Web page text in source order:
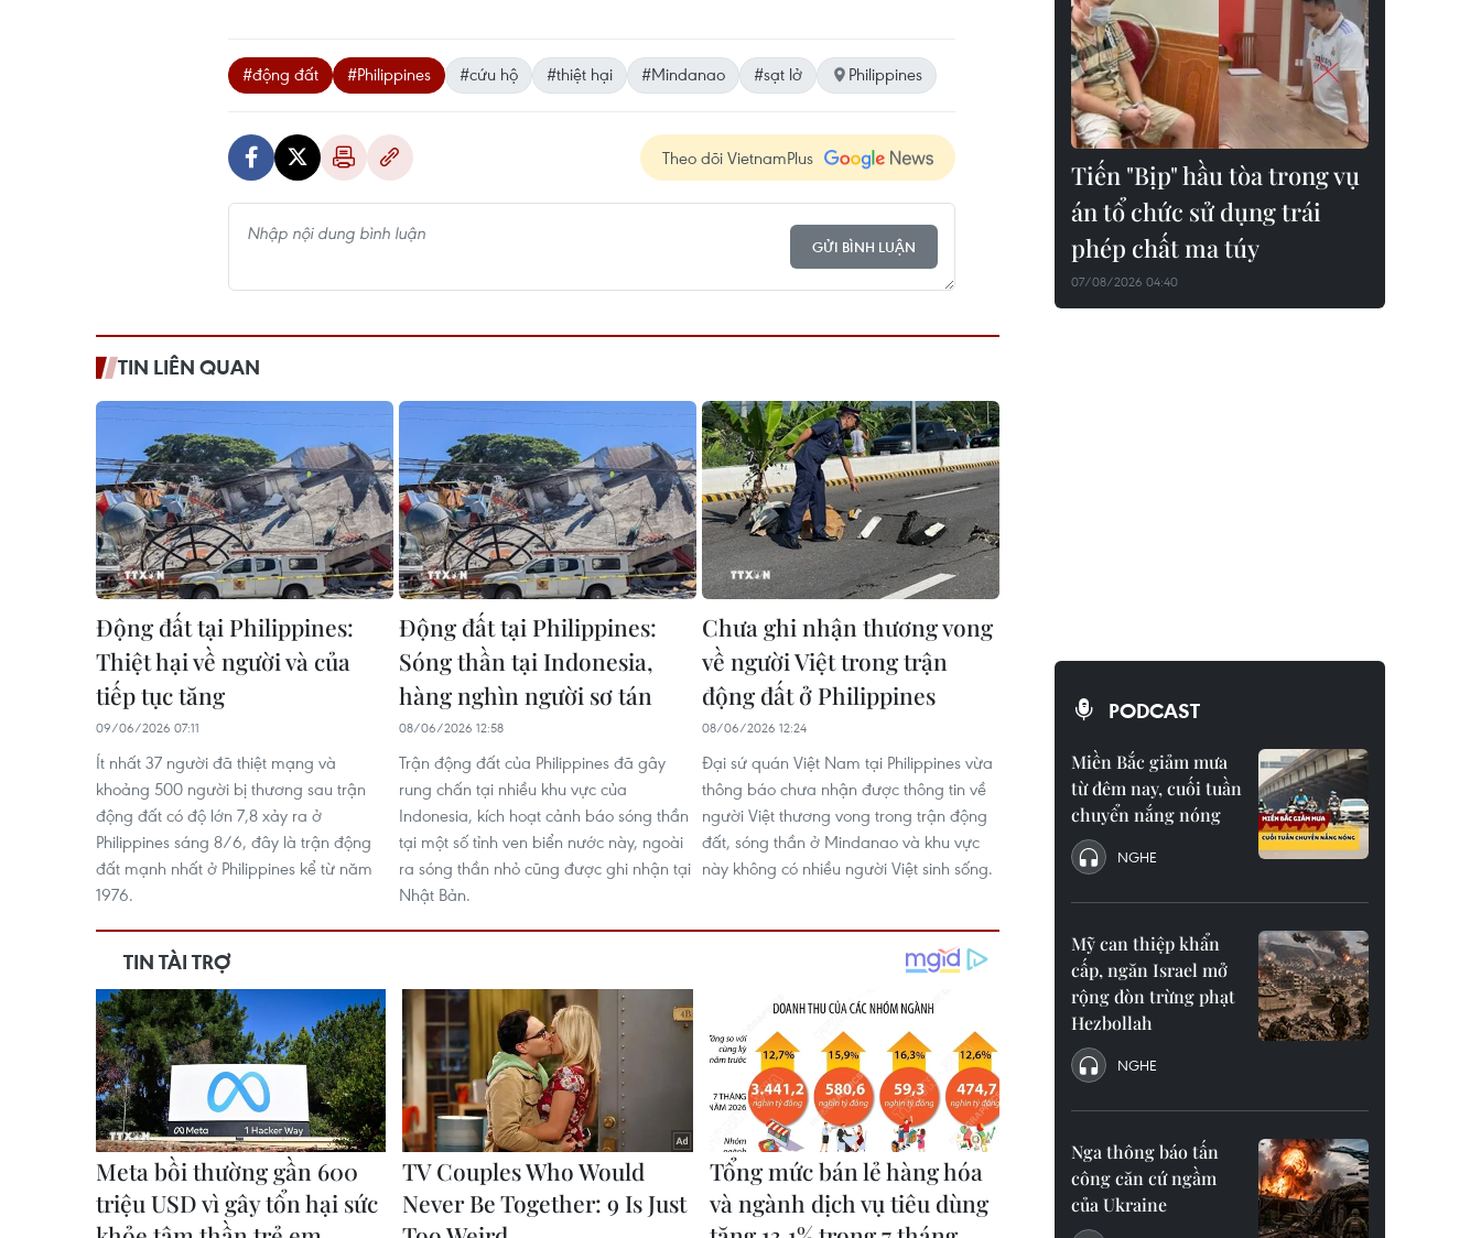
#động đất #Philippines #cứu hộ #thiệt hại #Mindanao #sạt lở Philippines
Theo dõi VietnamPlus
GỬI BÌNH LUẬN
TIN LIÊN QUAN
Động đất tại Philippines:
Thiệt hại về người và của
tiếp tục tăng
09/06/2026 07:11
Ít nhất 37 người đã thiệt mạng và
khoảng 500 người bị thương sau trận
động đất có độ lớn 7,8 xảy ra ở
Philippines sáng 8/6, đây là trận động
đất mạnh nhất ở Philippines kể từ năm
1976.
Động đất tại Philippines:
Sóng thần tại Indonesia,
hàng nghìn người sơ tán ​
08/06/2026 12:58
Trận động đất của Philippines đã gây
rung chấn tại nhiều khu vực của
Indonesia, kích hoạt cảnh báo sóng thần
tại một số tỉnh ven biển nước này, ngoài
ra sóng thần nhỏ cũng được ghi nhận tại
Nhật Bản.
Chưa ghi nhận thương vong
về người Việt trong trận
động đất ở Philippines
08/06/2026 12:24
Đại sứ quán Việt Nam tại Philippines vừa
thông báo chưa nhận được thông tin về
người Việt thương vong trong trận động
đất, sóng thần ở Mindanao và khu vực
này không có nhiều người Việt sinh sống.
Tiến "Bịp" hầu tòa trong vụ
án tổ chức sử dụng trái
phép chất ma túy
07/08/2026 04:40
PODCAST
Miền Bắc giảm mưa
từ đêm nay, cuối tuần
chuyển nắng nóng
NGHE
Mỹ can thiệp khẩn
cấp, ngăn Israel mở
rộng đòn trừng phạt
Hezbollah
NGHE
Nga thông báo tấn
công căn cứ ngầm
của Ukraine